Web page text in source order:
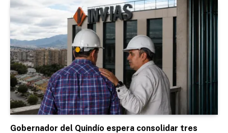
Gobernador del Quindío espera consolidar tres